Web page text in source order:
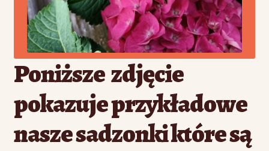
Poniższe zdjęcie
pokazuje przykładowe
nasze sadzonki które są